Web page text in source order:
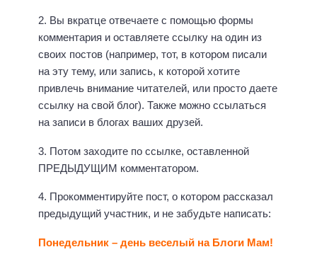
2. Вы вкратце отвечаете с помощью формы
комментария и оставляете ссылку на один из
своих постов (например, тот, в котором писали
на эту тему, или запись, к которой хотите
привлечь внимание читателей, или просто даете
ссылку на свой блог). Также можно ссылаться
на записи в блогах ваших друзей.
3. Потом заходите по ссылке, оставленной
ПРЕДЫДУЩИМ комментатором.
4. Прокомментируйте пост, о котором рассказал
предыдущий участник, и не забудьте написать:
Понедельник – день веселый на Блоги Мам!